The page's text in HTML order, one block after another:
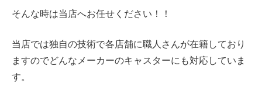
そんな時は当店へお任せください！！
当店では独自の技術で各店舗に職人さんが在籍しており
ますのでどんなメーカーのキャスターにも対応していま
す。